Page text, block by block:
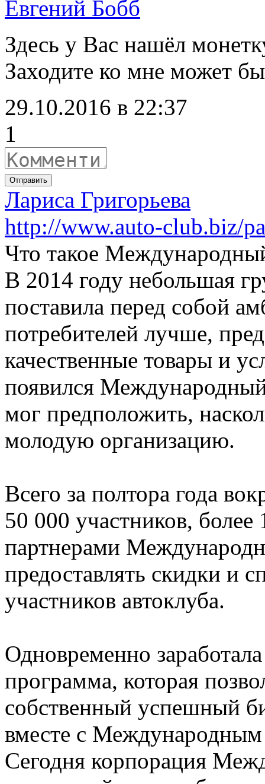
Евгений Бобб
Здесь у Вас нашёл
Заходите ко мне может
29.10.2016 в 22:37
1
Отправить
Лариса Григорьева
http://www.auto-club.biz/
Что такое
В 2014 году небольшая
поставила перед собой
потребителей лучше,
качественные товары и
появился
мог предположить,
молодую организацию.
Всего за полтора года
50 000 участников,
партнерами
предоставлять скидки и
участников автоклуба.
Одновременно
программа, которая
собственный успешный
вместе с Международным
Сегодня корпорация